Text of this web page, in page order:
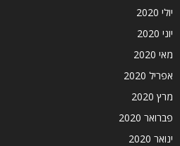
יולי 2020
יוני 2020
מאי 2020
אפריל 2020
מרץ 2020
פברואר 2020
ינואר 2020